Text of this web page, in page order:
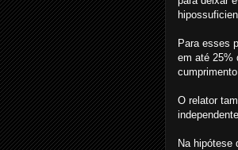
Para esses
em até 25%
O relator
Na hipótese